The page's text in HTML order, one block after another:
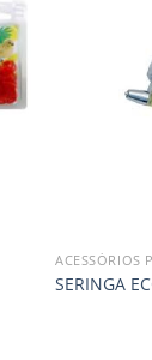
ACESSÓRIOS
SERINGA